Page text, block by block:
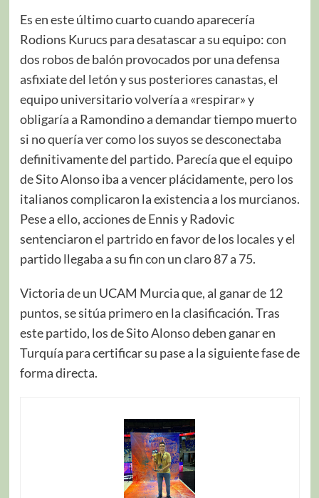
Es en este último cuarto cuando aparecería
Rodions Kurucs para desatascar a su equipo: con
dos robos de balón provocados por una defensa
asfixiate del letón y sus posteriores canastas, el
equipo universitario volvería a «respirar» y
obligaría a Ramondino a demandar tiempo muerto
si no quería ver como los suyos se desconectaba
definitivamente del partido. Parecía que el equipo
de Sito Alonso iba a vencer plácidamente, pero los
italianos complicaron la existencia a los murcianos.
Pese a ello, acciones de Ennis y Radovic
sentenciaron el partrido en favor de los locales y el
partido llegaba a su fin con un claro 87 a 75.
Victoria de un UCAM Murcia que, al ganar de 12
puntos, se sitúa primero en la clasificación. Tras
este partido, los de Sito Alonso deben ganar en
Turquía para certificar su pase a la siguiente fase de
forma directa.